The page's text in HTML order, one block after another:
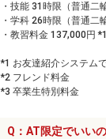
・技能 31時限（普通二
・学科 26時限（普通二
・教習料金 137,000円
*1 お友達紹介システム
*2 フレンド料金
*3 卒業生特別料金
Q：AT限定でいい